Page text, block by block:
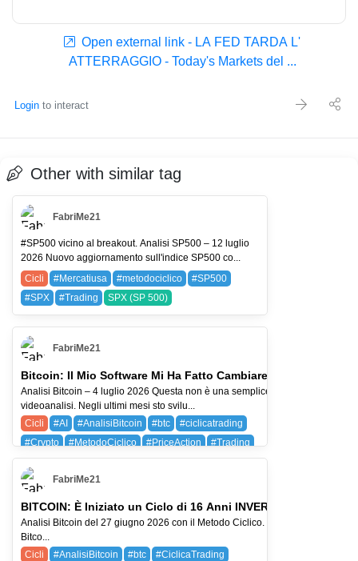
Open external link - LA FED TARDA L'
ATTERRAGGIO - Today's Markets del ...
Login to interact
Other with similar tag
FabriMe21
#SP500 vicino al breakout. Analisi SP500 – 12 luglio
2026 Nuovo aggiornamento sull'indice SP500 co...
Cicli
#Mercatiusa #metodociclico
#SP500
#SPX
#Trading SPX (SP 500)
FabriMe21
Bitcoin: Il Mio Software Mi Ha Fatto Cambiare Idea
Analisi Bitcoin – 4 luglio 2026 Questa non è una semplice
videoanalisi. Negli ultimi mesi sto svilu...
Cicli
#AI #AnalisiBitcoin #btc
#ciclicatrading
#Crypto
#MetodoCiclico #PriceAction
#Trading
AMZN (Amazon.com, Inc.)
BAYG (BAYER AG)
BTC (BITCOIN)
FabriMe21
BITCOIN: È Iniziato un Ciclo di 16 Anni INVERSO? L'Analisi
Analisi Bitcoin del 27 giugno 2026 con il Metodo Ciclico. In questo aggiornamento analizziamo
Bitco...
Cicli
#AnalisiBitcoin #btc
#CiclicaTrading